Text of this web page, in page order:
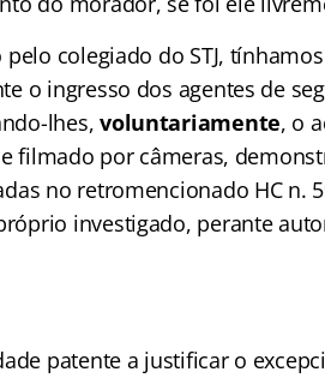
colegiado do STJ,
o ingresso dos agentes de
lhes,voluntariamente, o
filmado por câmeras,
no retromencionado HC n.
investigado, perante
patente a justificar o